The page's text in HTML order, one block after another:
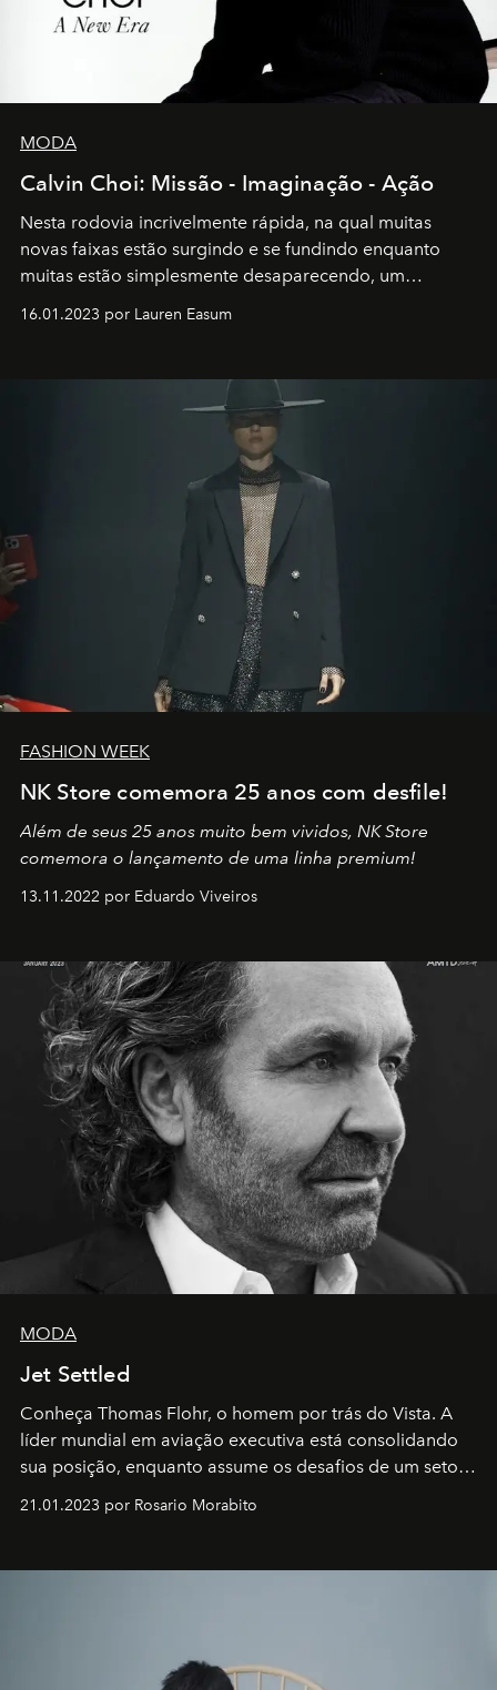
MODA
Calvin Choi: Missão - Imaginação - Ação
Nesta rodovia incrivelmente rápida, na qual muitas
novas faixas estão surgindo e se fundindo enquanto
muitas estão simplesmente desaparecendo, um
transportador AMTD abrindo caminho para muitos
por propósitos, com um claro senso de missão na vida e
16.01.2023 por Lauren Easum
FASHION WEEK
NK Store comemora 25 anos com desfile!
Além de seus 25 anos muito bem vividos, NK Store
comemora o lançamento de uma linha premium!
13.11.2022 por Eduardo Viveiros
MODA
Jet Settled
Conheça Thomas Flohr, o homem por trás do Vista. A
líder mundial em aviação executiva está consolidando
sua posição, enquanto assume os desafios de um setor
em rápida evolução e redefinindo o conceito de luxo
21.01.2023 por Rosario Morabito